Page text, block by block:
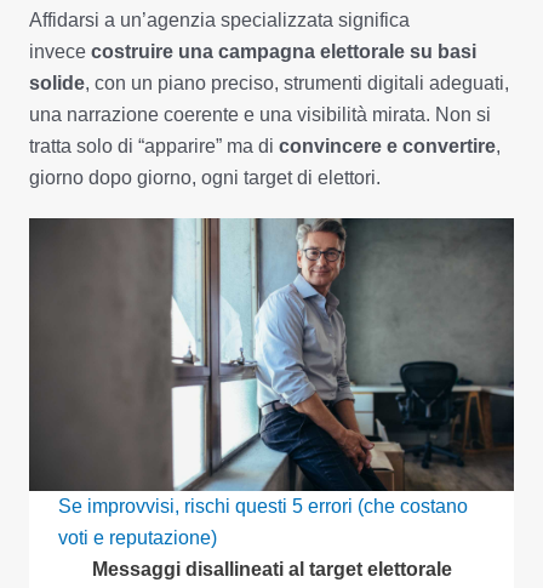
Affidarsi a un’agenzia specializzata significa
invece costruire una campagna elettorale su basi
solide, con un piano preciso, strumenti digitali adeguati,
una narrazione coerente e una visibilità mirata. Non si
tratta solo di “apparire” ma di convincere e convertire,
giorno dopo giorno, ogni target di elettori.
Se improvvisi, rischi questi 5 errori (che costano
voti e reputazione)
Messaggi disallineati al target elettorale